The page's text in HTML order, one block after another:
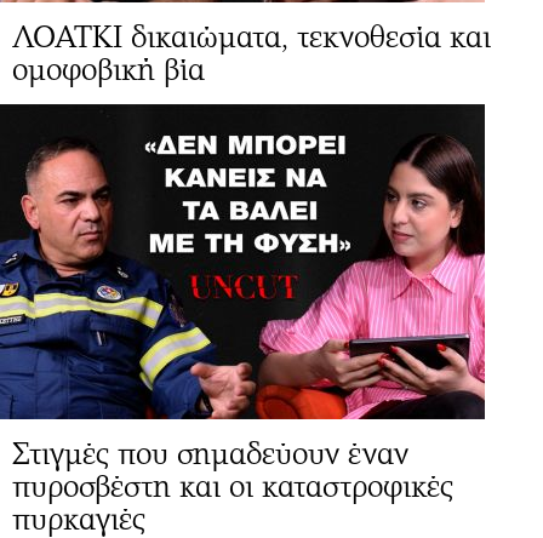
ΛΟΑΤΚΙ δικαιώματα, τεκνοθεσία και
ομοφοβική βία
Στιγμές που σημαδεύουν έναν
πυροσβέστη και οι καταστροφικές
πυρκαγιές